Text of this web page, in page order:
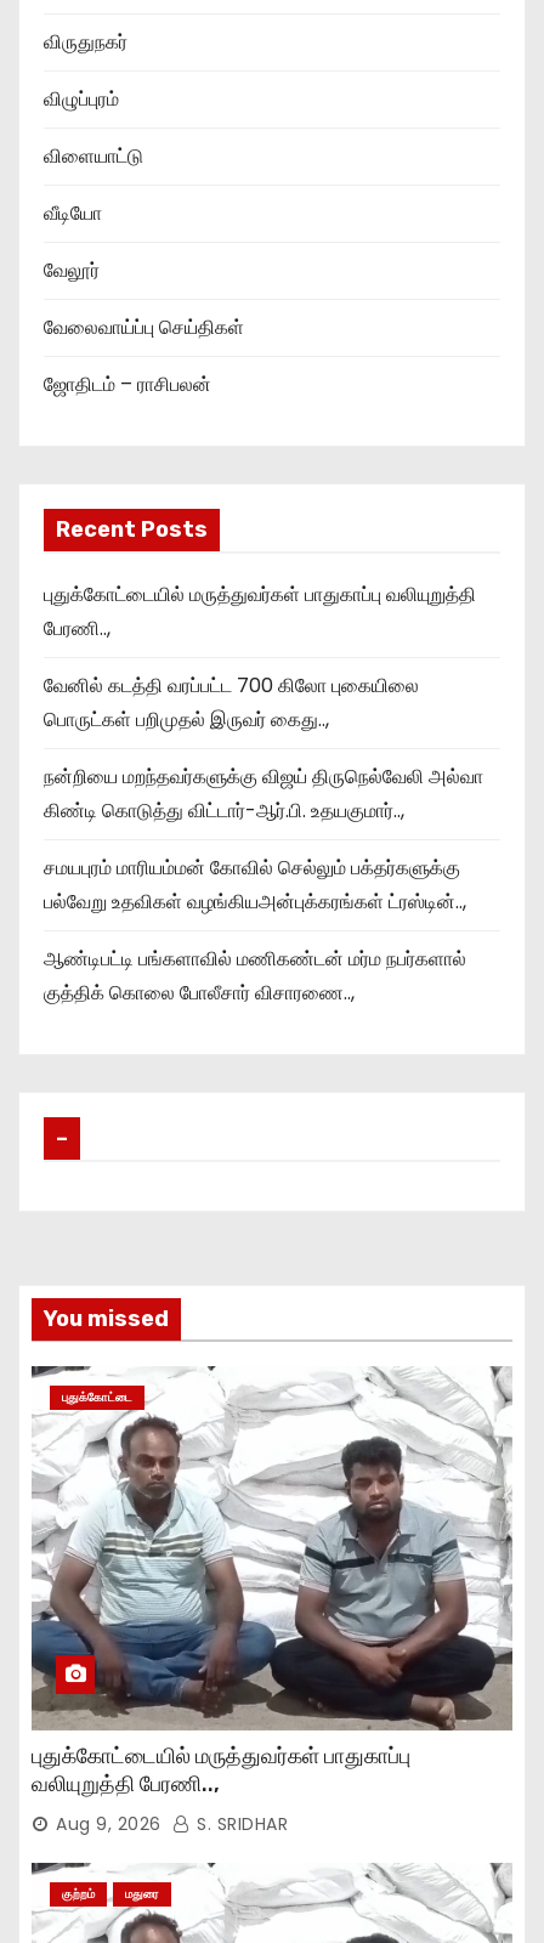
விருதுநகர்
விழுப்புரம்
விளையாட்டு
வீடியோ
வேலூர்
வேலைவாய்ப்பு செய்திகள்
ஜோதிடம் – ராசிபலன்
Recent Posts
புதுக்கோட்டையில் மருத்துவர்கள் பாதுகாப்பு வலியுறுத்தி
பேரணி..,
வேனில் கடத்தி வரப்பட்ட 700 கிலோ புகையிலை
பொருட்கள் பறிமுதல் இருவர் கைது..,
நன்றியை மறந்தவர்களுக்கு விஜய் திருநெல்வேலி அல்வா
கிண்டி கொடுத்து விட்டார்-ஆர்‌.பி. உதயகுமார்..,
சமயபுரம் மாரியம்மன் கோவில் செல்லும் பக்தர்களுக்கு
பல்வேறு உதவிகள் வழங்கியஅன்புக்கரங்கள் ட்ரஸ்டின்..,
ஆண்டிபட்டி பங்களாவில் மணிகண்டன் மர்ம நபர்களால்
குத்திக் கொலை போலீசார் விசாரணை..,
–
You missed
புதுக்கோட்டை
புதுக்கோட்டையில் மருத்துவர்கள் பாதுகாப்பு
வலியுறுத்தி பேரணி..,
Aug 9, 2026 S. SRIDHAR
குற்றம் மதுரை